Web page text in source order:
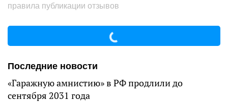
правила публикации отзывов
Последние новости
«Гаражную амнистию» в РФ продлили до
сентября 2031 года